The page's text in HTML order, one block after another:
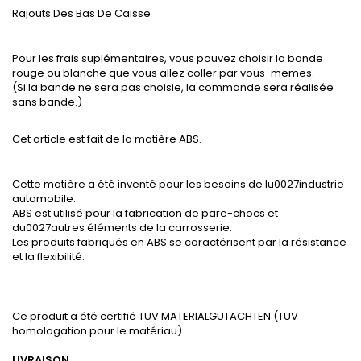
Rajouts Des Bas De Caisse
Pour les frais suplémentaires, vous pouvez choisir la bande
rouge ou blanche que vous allez coller par vous-memes.
(Si la bande ne sera pas choisie, la commande sera réalisée
sans bande.)
Cet article est fait de la matière ABS.
Cette matière a été inventé pour les besoins de lu0027industrie
automobile.
ABS est utilisé pour la fabrication de pare-chocs et
du0027autres éléments de la carrosserie.
Les produits fabriqués en ABS se caractérisent par la résistance
et la flexibilité.
Ce produit a été certifié TUV MATERIALGUTACHTEN (TUV
homologation pour le matériau).